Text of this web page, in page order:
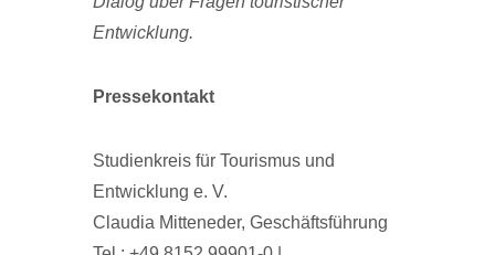
Entwicklung.
Pressekontakt
Studienkreis für Tourismus und
Entwicklung e. V.
Claudia Mitteneder, Geschäftsführung